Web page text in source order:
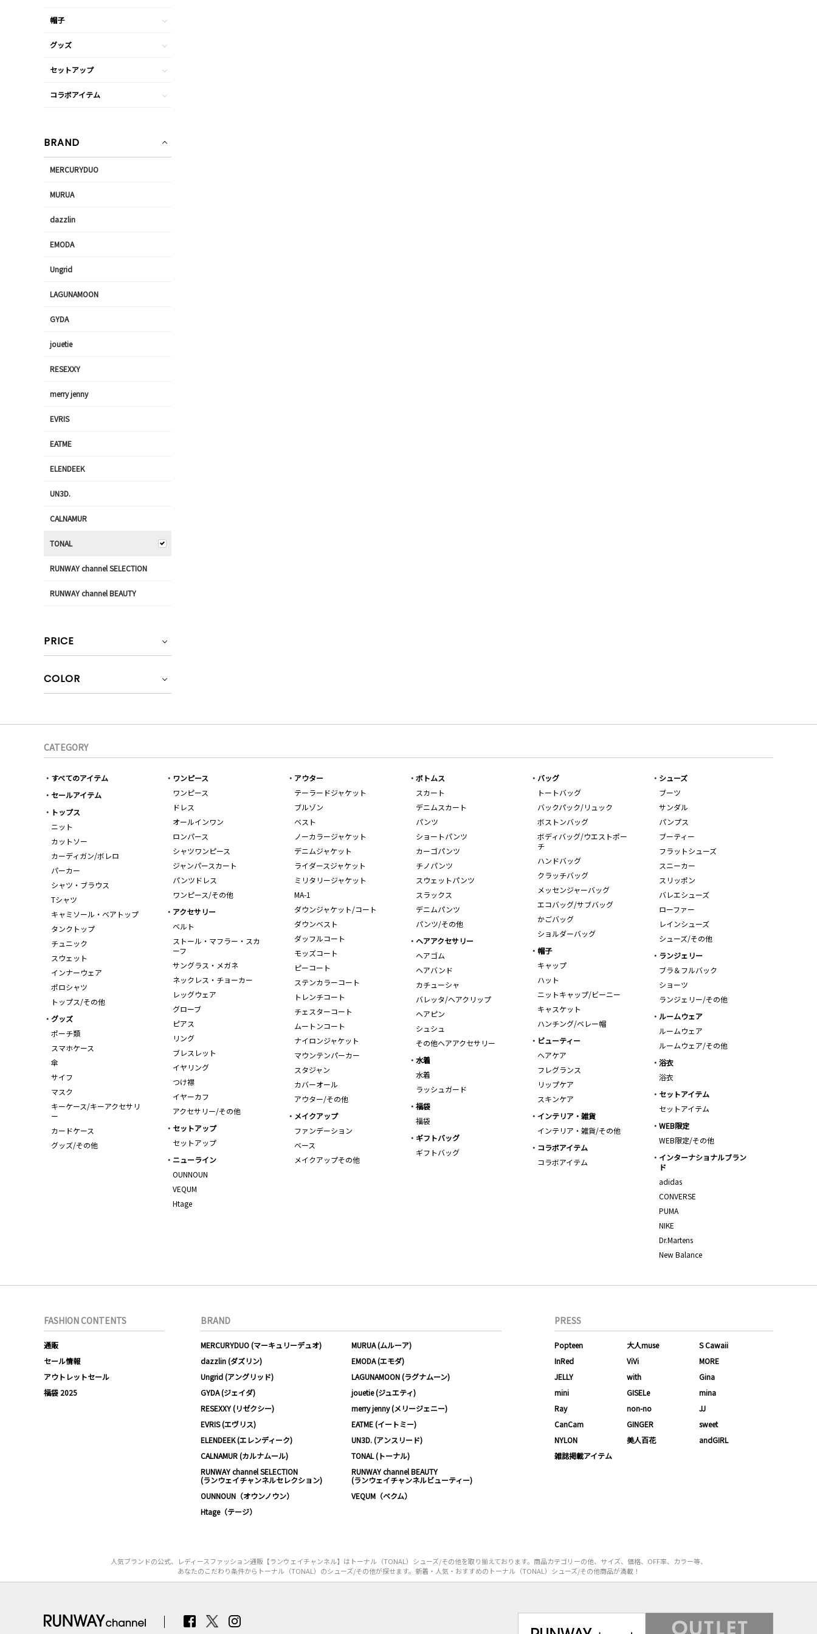
帽子
グッズ
セットアップ
コラボアイテム
BRAND
MERCURYDUO
MURUA
dazzlin
EMODA
Ungrid
LAGUNAMOON
GYDA
jouetie
RESEXXY
merry jenny
EVRIS
EATME
ELENDEEK
UN3D.
CALNAMUR
TONAL
RUNWAY channel SELECTION
RUNWAY channel BEAUTY
PRICE
COLOR
CATEGORY
すべてのアイテム
セールアイテム
トップス
ニット
カットソー
カーディガン/ボレロ
パーカー
シャツ・ブラウス
Tシャツ
キャミソール・ベアトップ
タンクトップ
チュニック
スウェット
インナーウェア
ポロシャツ
トップス/その他
ワンピース
ワンピース
ドレス
オールインワン
ロンパース
シャツワンピース
ジャンパースカート
パンツドレス
ワンピース/その他
アウター
テーラードジャケット
ブルゾン
ベスト
ノーカラージャケット
デニムジャケット
ライダースジャケット
ミリタリージャケット
MA-1
ダウンジャケット/コート
ダウンベスト
ダッフルコート
モッズコート
ピーコート
ステンカラーコート
トレンチコート
チェスターコート
ムートンコート
ナイロンジャケット
マウンテンパーカー
スタジャン
カバーオール
アウター/その他
ボトムス
スカート
デニムスカート
パンツ
ショートパンツ
カーゴパンツ
チノパンツ
スウェットパンツ
スラックス
デニムパンツ
パンツ/その他
バッグ
トートバッグ
バックパック/リュック
ボストンバッグ
ボディバッグ/ウエストポー
チ
ハンドバッグ
クラッチバッグ
メッセンジャーバッグ
エコバッグ/サブバッグ
かごバッグ
ショルダーバッグ
シューズ
ブーツ
サンダル
パンプス
ブーティー
フラットシューズ
スニーカー
スリッポン
バレエシューズ
ローファー
レインシューズ
シューズ/その他
アクセサリー
ベルト
ストール・マフラー・スカ
ーフ
サングラス・メガネ
ネックレス・チョーカー
レッグウェア
グローブ
ピアス
リング
ブレスレット
イヤリング
つけ襟
イヤーカフ
アクセサリー/その他
ヘアアクセサリー
ヘアゴム
ヘアバンド
カチューシャ
バレッタ/ヘアクリップ
ヘアピン
シュシュ
その他ヘアアクセサリー
帽子
キャップ
ハット
ニットキャップ/ビーニー
キャスケット
ハンチング/ベレー帽
ランジェリー
ブラ＆フルバック
ショーツ
ランジェリー/その他
ルームウェア
ルームウェア
ルームウェア/その他
グッズ
ポーチ類
スマホケース
傘
サイフ
マスク
キーケース/キーアクセサリ
ー
カードケース
グッズ/その他
ビューティー
ヘアケア
フレグランス
リップケア
スキンケア
水着
水着
ラッシュガード
浴衣
浴衣
セットアイテム
セットアイテム
福袋
福袋
メイクアップ
ファンデーション
ベース
メイクアップその他
インテリア・雑貨
インテリア・雑貨/その他
WEB限定
WEB限定/その他
セットアップ
セットアップ
ギフトバッグ
ギフトバッグ
コラボアイテム
コラボアイテム
インターナショナルブラン
ド
adidas
CONVERSE
PUMA
NIKE
Dr.Martens
New Balance
ニューライン
OUNNOUN
VEQUM
Htage
FASHION CONTENTS
通販
セール情報
アウトレットセール
福袋 2025
BRAND
MERCURYDUO (マーキュリーデュオ)
MURUA (ムルーア)
dazzlin (ダズリン)
EMODA (エモダ)
Ungrid (アングリッド)
LAGUNAMOON (ラグナムーン)
GYDA (ジェイダ)
jouetie (ジュエティ)
RESEXXY (リゼクシー)
merry jenny (メリージェニー)
EVRIS (エヴリス)
EATME (イートミー)
ELENDEEK (エレンディーク)
UN3D. (アンスリード)
CALNAMUR (カルナムール)
TONAL (トーナル)
RUNWAY channel SELECTION
(ランウェイチャンネルセレクション)
RUNWAY channel BEAUTY
(ランウェイチャンネルビューティー)
OUNNOUN（オウンノウン）
VEQUM（ベクム）
Htage（テージ）
PRESS
Popteen 大人muse
S Cawaii
InRed
ViVi
MORE
JELLY
with
Gina
mini
GISELe
mina
Ray
non-no
JJ
CanCam
GINGER
sweet
NYLON
美人百花
andGIRL
雑誌掲載アイテム
人気ブランドの公式、レディースファッション通販【ランウェイチャンネル】はトーナル（TONAL）シューズ/その他を取り揃えております。商品カテゴリーの他、サイズ、価格、OFF率、カラー等、
あなたのこだわり条件からトーナル（TONAL）のシューズ/その他が探せます。新着・人気・おすすめのトーナル（TONAL）シューズ/その他商品が満載！